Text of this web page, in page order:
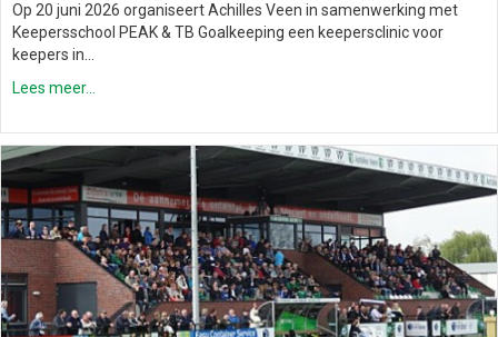
Op 20 juni 2026 organiseert Achilles Veen in samenwerking met
Keepersschool PEAK & TB Goalkeeping een keepersclinic voor
keepers in…
Lees meer...